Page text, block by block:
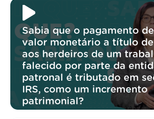
Sabia que o pagamento
valor monetário a título
aos herdeiros de um
falecido por parte da
patronal é tributado em
IRS, como um incremento
patrimonial?